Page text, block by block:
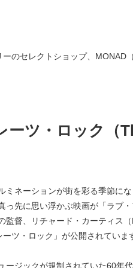
ーのセレクトショップ、MONAD
ーツ・ロック（
ミネーションが街を彩る季節にな
っ先に思い浮かぶ映画が「ラブ
監督、リチャード・カーティス
ツ・ロック」が公開されていま
ージックが規制されていた60年代